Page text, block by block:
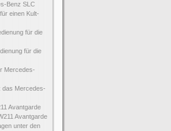
Benz SLC
einen Kult-
für die
für die
Mercedes-
das Mercedes-
Avantgarde
Avantgarde
unter den